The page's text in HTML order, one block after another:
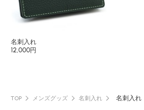
名刺入れ
12,000円
TOP メンズグッズ 名刺入れ 名刺入れ